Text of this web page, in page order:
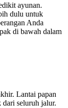
ayunan.
dulu untuk
Anda
di bawah dalam
Lantai papan
seluruh jalur.